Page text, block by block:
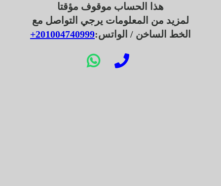
هذا الحساب موقوف مؤقتا
لمزيد من المعلومات يرجي التواصل مع
+
الخط الساخن / الواتس:201004740999